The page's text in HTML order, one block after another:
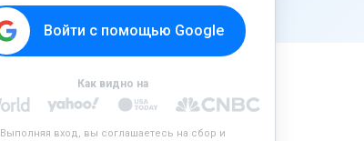
Войти с помощью Google
Как видно на
Выполняя вход, вы соглашаетесь на сбор и